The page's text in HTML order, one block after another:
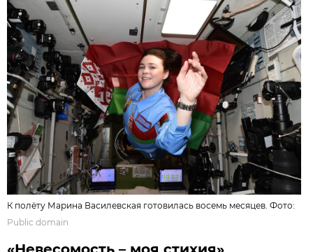
К полёту Марина Василевская готовилась восемь месяцев. Фото:
Public domain